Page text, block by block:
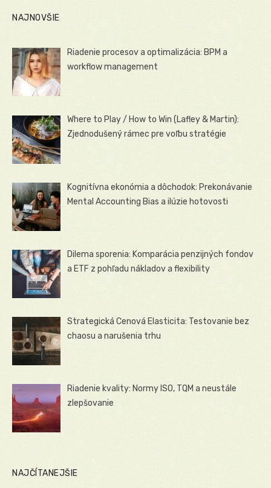
NAJNOVŠIE
Riadenie procesov a optimalizácia: BPM a
workflow management
Where to Play / How to Win (Lafley & Martin):
Zjednodušený rámec pre voľbu stratégie
Kognitívna ekonómia a dôchodok: Prekonávanie
Mental Accounting Bias a ilúzie hotovosti
Dilema sporenia: Komparácia penzijných fondov
a ETF z pohľadu nákladov a flexibility
Strategická Cenová Elasticita: Testovanie bez
chaosu a narušenia trhu
Riadenie kvality: Normy ISO, TQM a neustále
zlepšovanie
NAJČÍTANEJŠIE